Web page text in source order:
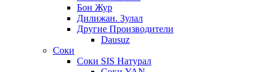
Бон Жур
Дилижан. Зулал
Другие Производители
Dausuz
Соки
Соки SIS Натурал